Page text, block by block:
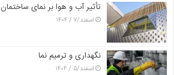
تأثیر آب و هوا بر نمای ساختمان
اسفند/۷ / ۱۴۰۴
نگهداری و ترمیم نما
اسفند/۵ / ۱۴۰۴